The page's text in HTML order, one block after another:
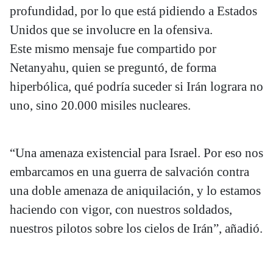
profundidad, por lo que está pidiendo a Estados
Unidos que se involucre en la ofensiva.
Este mismo mensaje fue compartido por
Netanyahu, quien se preguntó, de forma
hiperbólica, qué podría suceder si Irán lograra no
uno, sino 20.000 misiles nucleares.
“Una amenaza existencial para Israel. Por eso nos
embarcamos en una guerra de salvación contra
una doble amenaza de aniquilación, y lo estamos
haciendo con vigor, con nuestros soldados,
nuestros pilotos sobre los cielos de Irán”, añadió.